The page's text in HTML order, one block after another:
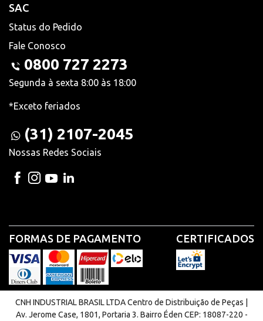
SAC
Status do Pedido
Fale Conosco
0800 727 2273
Segunda à sexta 8:00 às 18:00
*Exceto feriados
(31) 2107-2045
Nossas Redes Sociais
FORMAS DE PAGAMENTO CERTIFICADOS
CNH INDUSTRIAL BRASIL LTDA Centro de Distribuição de Peças |
Av. Jerome Case, 1801, Portaria 3. Bairro Éden CEP: 18087-220 -